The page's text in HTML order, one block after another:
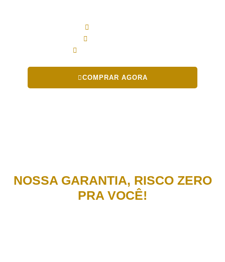
COMPRAR AGORA
NOSSA GARANTIA, RISCO ZERO
PRA VOCÊ!